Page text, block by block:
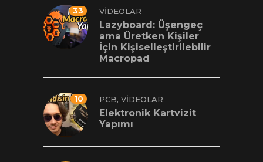
33 VIDEOLAR
Lazyboard: Üşengeç
ama Üretken Kişiler
İçin Kişiselleştirilebilir
Macropad
10 PCB, VIDEOLAR
Elektronik Kartvizit
Yapımı